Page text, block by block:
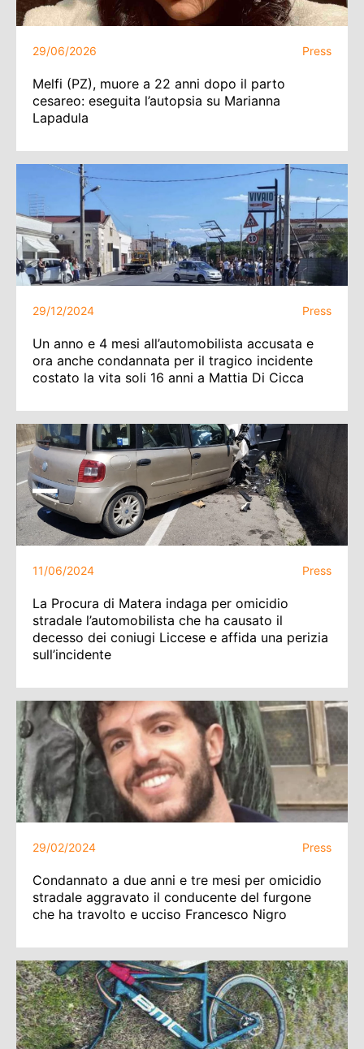
29/06/2026 Press
Melfi (PZ), muore a 22 anni dopo il parto
cesareo: eseguita l’autopsia su Marianna
Lapadula
29/12/2024 Press
Un anno e 4 mesi all’automobilista accusata e
ora anche condannata per il tragico incidente
costato la vita soli 16 anni a Mattia Di Cicca
11/06/2024 Press
La Procura di Matera indaga per omicidio
stradale l’automobilista che ha causato il
decesso dei coniugi Liccese e affida una perizia
sull’incidente
29/02/2024 Press
Condannato a due anni e tre mesi per omicidio
stradale aggravato il conducente del furgone
che ha travolto e ucciso Francesco Nigro